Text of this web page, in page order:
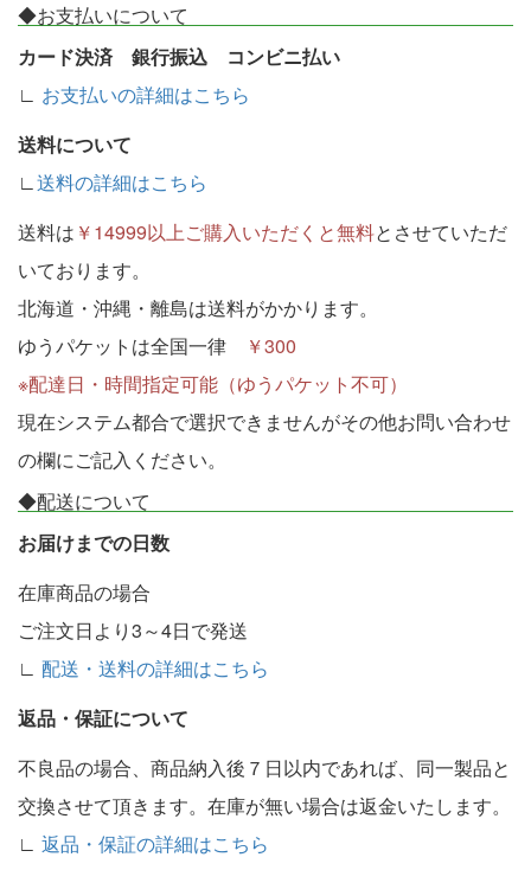
◆お支払いについて
カード決済 銀行振込 コンビニ払い
∟ お支払いの詳細はこちら
送料について
∟送料の詳細はこちら
送料は ￥14999以上ご購入いただくと無料とさせていただ
いております。
北海道・沖縄・離島は送料がかかります。
ゆうパケットは全国一律
￥300
※配達日・時間指定可能（ゆうパケット不可）
現在システム都合で選択できませんがその他お問い合わせ
の欄にご記入ください。
◆配送について
お届けまでの日数
在庫商品の場合
ご注文日より3～4日で発送
∟ 配送・送料の詳細はこちら
返品・保証について
不良品の場合、商品納入後７日以内であれば、同一製品と
交換させて頂きます。在庫が無い場合は返金いたします。
∟ 返品・保証の詳細はこちら